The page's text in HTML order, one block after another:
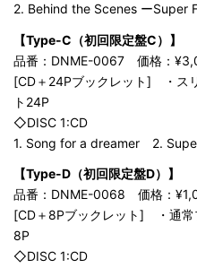
2. Behind the Scenes ーSuper
【Type-C（初回限定盤C）】
品番：DNME-0067 価格：
[CD＋24Pブックレット] ・ス
ト24P
◇DISC 1:CD
1. Song for a dreamer 2.
【Type-D（初回限定盤D）】
品番：DNME-0068 価格：
[CD＋8Pブックレット] ・通
8P
◇DISC 1:CD